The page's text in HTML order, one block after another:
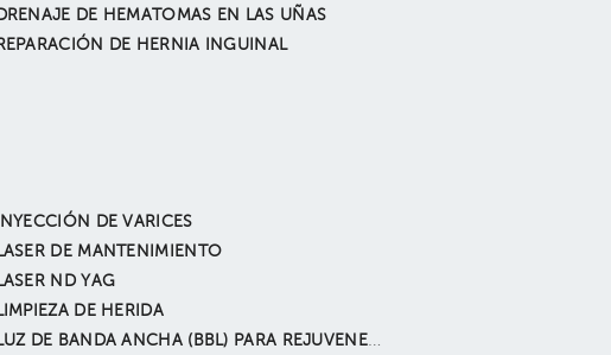
DRENAJE DE HEMATOMAS EN LAS UÑAS
REPARACIÓN DE HERNIA INGUINAL
INYECCIÓN DE VARICES
LASER DE MANTENIMIENTO
LASER ND YAG
LIMPIEZA DE HERIDA
LUZ DE BANDA ANCHA (BBL) PARA REJUVENECER